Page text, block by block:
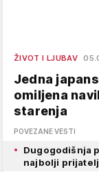
ŽIVOT I LJUBAV
Jedna
omiljena
starenja
POVEZANE VESTI
Dugogodišnja
najbolji